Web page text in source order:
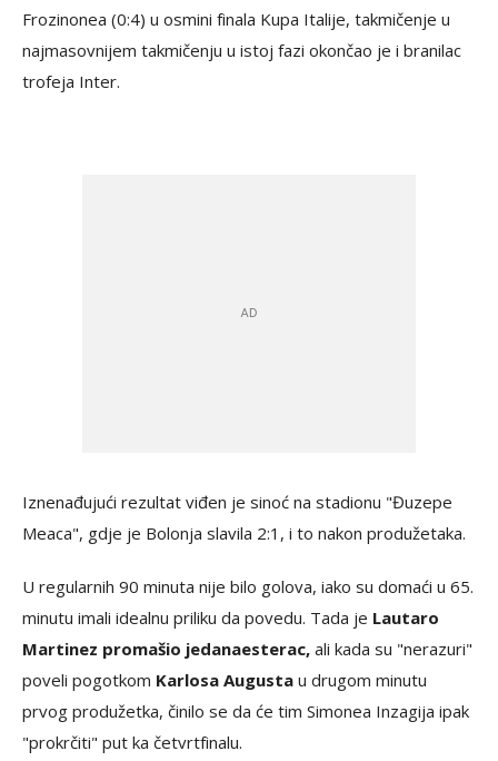
Frozinonea (0:4) u osmini finala Kupa Italije, takmičenje u
najmasovnijem takmičenju u istoj fazi okončao je i branilac
trofeja Inter.
Iznenađujući rezultat viđen je sinoć na stadionu "Đuzepe
Meaca", gdje je Bolonja slavila 2:1, i to nakon produžetaka.
U regularnih 90 minuta nije bilo golova, iako su domaći u 65.
minutu imali idealnu priliku da povedu. Tada je Lautaro
Martinez promašio jedanaesterac, ali kada su "nerazuri"
poveli pogotkom Karlosa Augusta u drugom minutu
prvog produžetka, činilo se da će tim Simonea Inzagija ipak
"prokrčiti" put ka četvrtfinalu.